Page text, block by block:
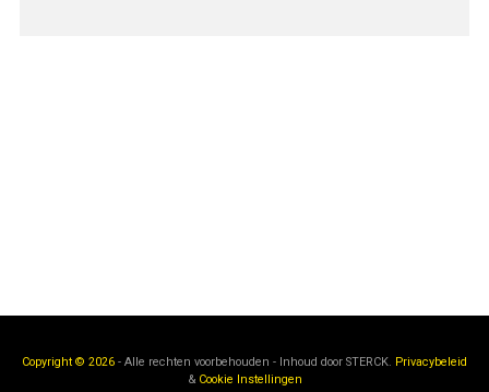
Copyright © 2026 - Alle rechten voorbehouden - Inhoud door STERCK. Privacybeleid
& Cookie Instellingen